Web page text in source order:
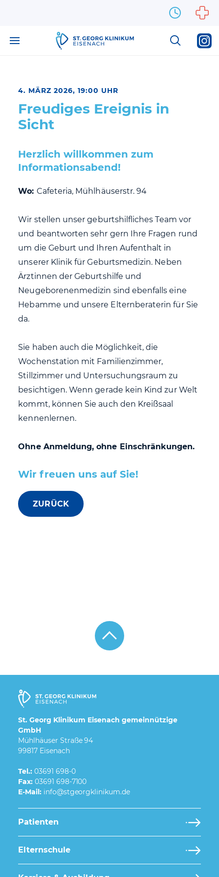
4. MÄRZ 2026, 19:00 UHR
Freudiges Ereignis in
Sicht
Herzlich willkommen zum
Informationsabend!
Wo: Cafeteria, Mühlhäuserstr. 94
Wir stellen unser geburtshilfliches Team vor
und beantworten sehr gern Ihre Fragen rund
um die Geburt und Ihren Aufenthalt in
unserer Klinik für Geburtsmedizin. Neben
Ärztinnen der Geburtshilfe und
Neugeborenenmedizin sind ebenfalls eine
Hebamme und unsere Elternberaterin für Sie
da.
Sie haben auch die Möglichkeit, die
Wochenstation mit Familienzimmer,
Stillzimmer und Untersuchungsraum zu
besichtigen. Wenn gerade kein Kind zur Welt
kommt, können Sie auch den Kreißsaal
kennenlernen.
Ohne Anmeldung, ohne Einschränkungen.
Wir freuen uns auf Sie!
ZURÜCK
St. Georg Klinikum Eisenach gemeinnützige
GmbH
Mühlhäuser Straße 94
99817 Eisenach
Tel.: 03691 698-0
Fax: 03691 698-7100
E-Mail:
Patienten
Elternschule